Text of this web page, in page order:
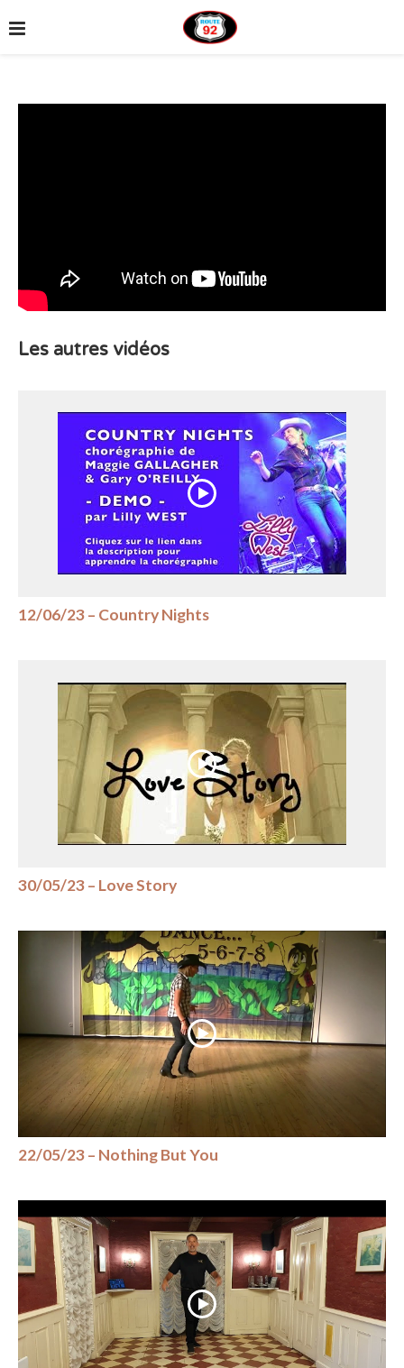
Les autres vidéos
12/06/23 – Country Nights
30/05/23 – Love Story
22/05/23 – Nothing But You